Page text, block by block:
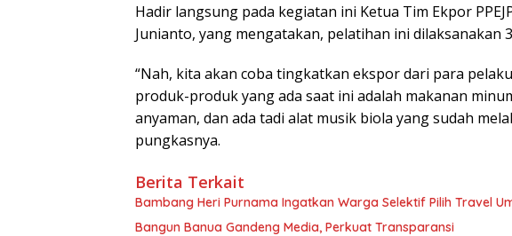
Hadir langsung pada kegiatan ini Ketua Tim Ekpor
Junianto, yang mengatakan, pelatihan ini dilaksanakan
“Nah, kita akan coba tingkatkan ekspor dari para
produk-produk yang ada saat ini adalah makanan
anyaman, dan ada tadi alat musik biola yang sudah
pungkasnya.
Berita Terkait
Bambang Heri Purnama Ingatkan Warga Selektif Pilih Travel
Bangun Banua Gandeng Media, Perkuat Transparansi